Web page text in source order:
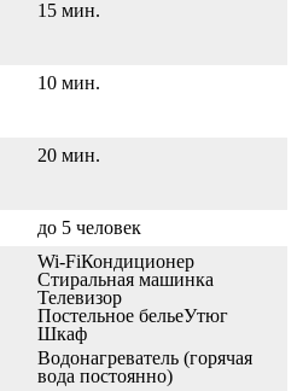
15 мин.
10 мин.
20 мин.
до 5 человек
Wi-FiКондиционер
Стиральная машинка
Телевизор
Постельное бельеУтюг
Шкаф
Водонагреватель (горячая
вода постоянно)